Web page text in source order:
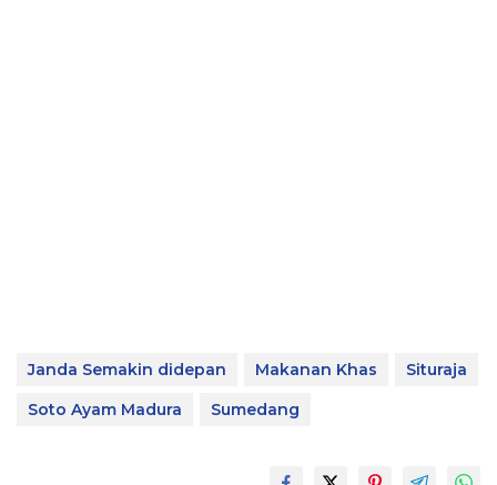
Janda Semakin didepan Makanan Khas
Situraja
Soto Ayam Madura
Sumedang